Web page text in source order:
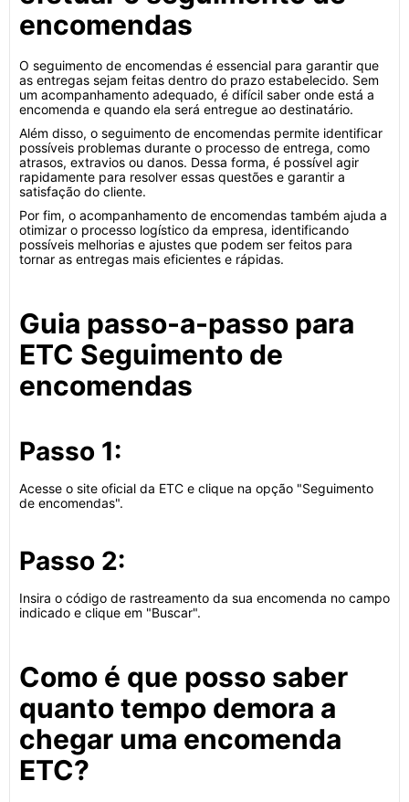
encomendas
O seguimento de encomendas é essencial para garantir que
as entregas sejam feitas dentro do prazo estabelecido. Sem
um acompanhamento adequado, é difícil saber onde está a
encomenda e quando ela será entregue ao destinatário.
Além disso, o seguimento de encomendas permite identificar
possíveis problemas durante o processo de entrega, como
atrasos, extravios ou danos. Dessa forma, é possível agir
rapidamente para resolver essas questões e garantir a
satisfação do cliente.
Por fim, o acompanhamento de encomendas também ajuda a
otimizar o processo logístico da empresa, identificando
possíveis melhorias e ajustes que podem ser feitos para
tornar as entregas mais eficientes e rápidas.
Guia passo-a-passo para
ETC Seguimento de
encomendas
Passo 1:
Acesse o site oficial da ETC e clique na opção "Seguimento
de encomendas".
Passo 2:
Insira o código de rastreamento da sua encomenda no campo
indicado e clique em "Buscar".
Como é que posso saber
quanto tempo demora a
chegar uma encomenda
ETC?